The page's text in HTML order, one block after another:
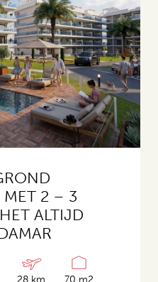
MET 2 – 3
ALTIJD
28 km 70 m2